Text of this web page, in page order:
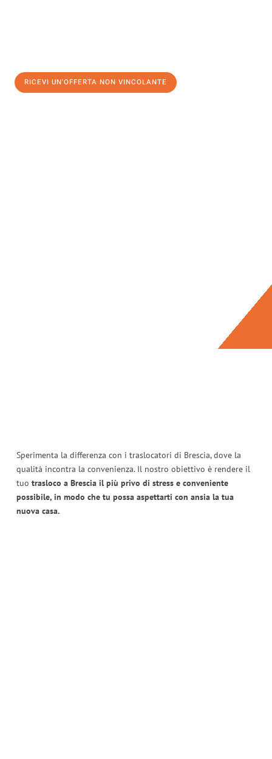
RICEVI UN'OFFERTA NON VINCOLANTE
Sperimenta la differenza con i traslocatori di Brescia, dove la
qualità incontra la convenienza. Il nostro obiettivo è rendere il
tuo trasloco a Brescia il più privo di stress e conveniente
possibile, in modo che tu possa aspettarti con ansia la tua
nuova casa.